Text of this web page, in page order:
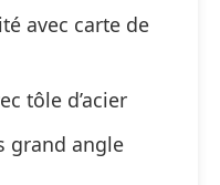
avec carte de
tôle d’acier
grand angle